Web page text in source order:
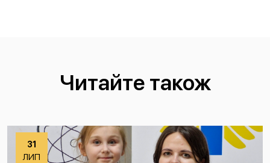
Читайте також
31
ЛИП